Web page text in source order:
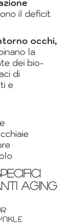
il deficit
occhi,
la
dei bio-
di
e
aging